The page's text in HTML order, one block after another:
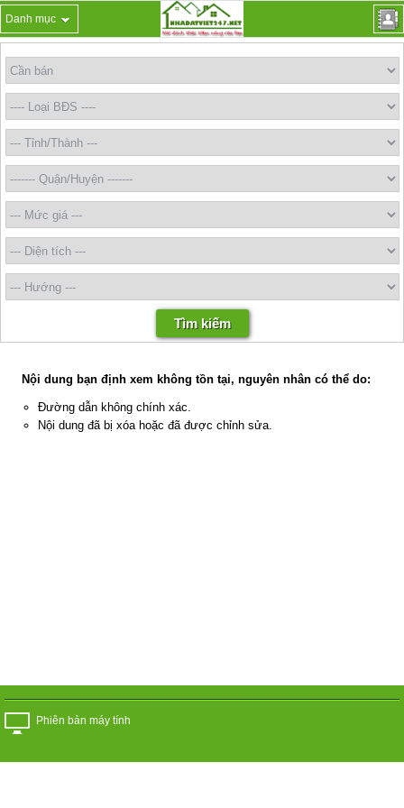
Danh mục
Nội dung bạn định xem không tồn tại, nguyên nhân có thể do:
Đường dẫn không chính xác.
Nội dung đã bị xóa hoặc đã được chỉnh sửa.
Phiên bản máy tính